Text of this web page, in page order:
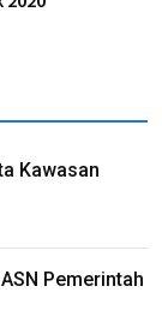
Kawasan
Pemerintah